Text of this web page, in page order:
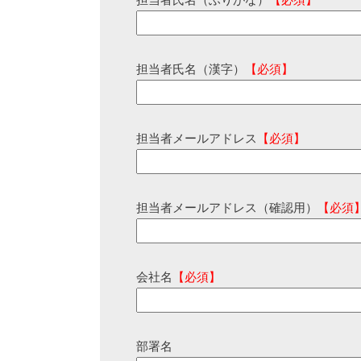
担当者氏名（漢字） 【必須】
担当者メールアドレス 【必須】
担当者メールアドレス（確認用） 【必須
会社名 【必須】
部署名